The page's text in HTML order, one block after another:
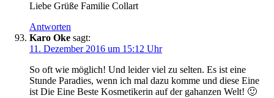
Liebe Grüße Familie Collart
Antworten
Karo Oke sagt:
11. Dezember 2016 um 15:12 Uhr
So oft wie möglich! Und leider viel zu selten. Es ist eine
Stunde Paradies, wenn ich mal dazu komme und diese Eine
ist Die Eine Beste Kosmetikerin auf der gahanzen Welt! 🙂